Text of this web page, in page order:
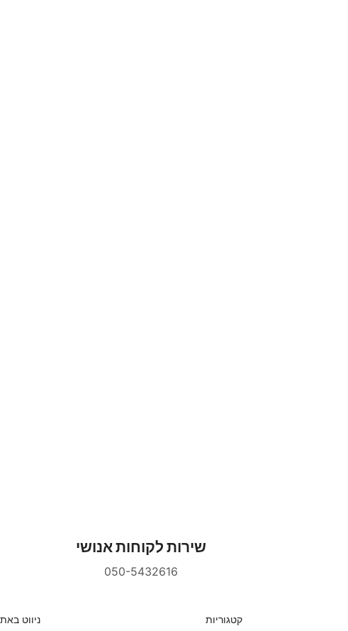
שירות לקוחות אנושי
050-5432616
קטגוריות ניווט